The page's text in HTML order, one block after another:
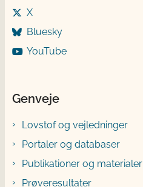
X
Bluesky
YouTube
Genveje
Lovstof og vejledninger
Portaler og databaser
Publikationer og materialer
Prøveresultater